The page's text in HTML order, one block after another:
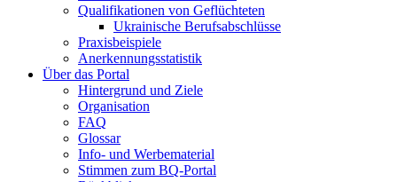
Qualifikationen von Geflüchteten
Ukrainische Berufsabschlüsse
Praxisbeispiele
Anerkennungsstatistik
Über das Portal
Hintergrund und Ziele
Organisation
FAQ
Glossar
Info- und Werbematerial
Stimmen zum BQ-Portal